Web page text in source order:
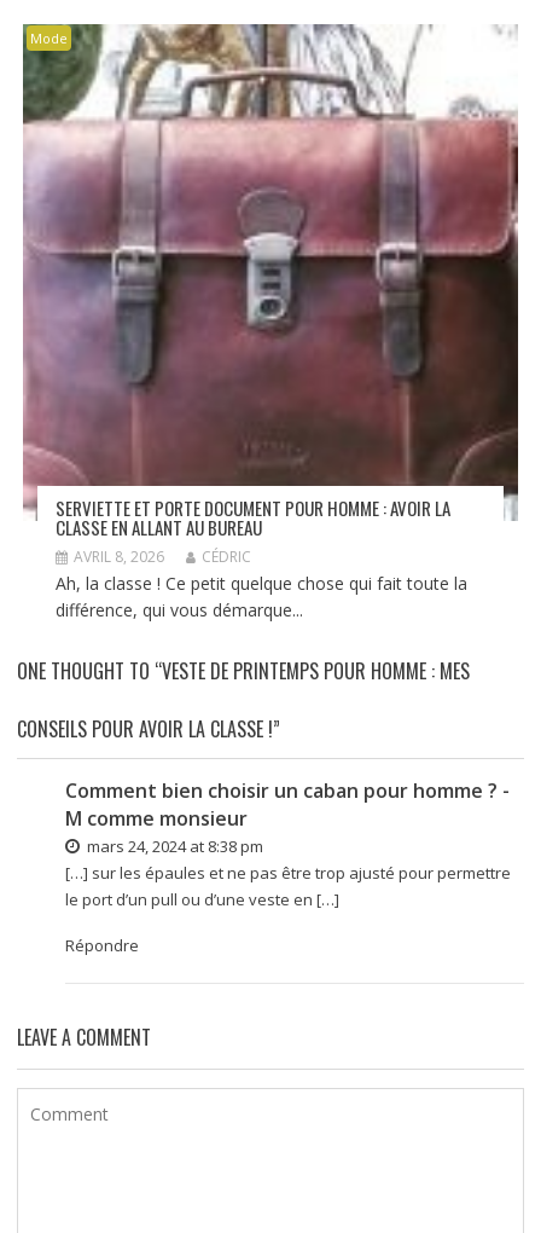
Mode
SERVIETTE ET PORTE DOCUMENT POUR HOMME : AVOIR LA
CLASSE EN ALLANT AU BUREAU
AVRIL 8, 2026 CÉDRIC
Ah, la classe ! Ce petit quelque chose qui fait toute la
différence, qui vous démarque...
ONE THOUGHT TO “VESTE DE PRINTEMPS POUR HOMME : MES
CONSEILS POUR AVOIR LA CLASSE !”
Comment bien choisir un caban pour homme ? -
M comme monsieur
mars 24, 2024 at 8:38 pm
[…] sur les épaules et ne pas être trop ajusté pour permettre
le port d’un pull ou d’une veste en […]
Répondre
LEAVE A COMMENT